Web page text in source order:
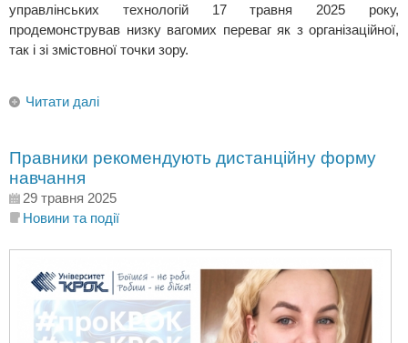
управлінських технологій 17 травня 2025 року,
продемонстрував низку вагомих переваг як з організаційної,
так і зі змістовної точки зору.
Читати далі
Правники рекомендують дистанційну форму
навчання
29 травня 2025
Новини та події